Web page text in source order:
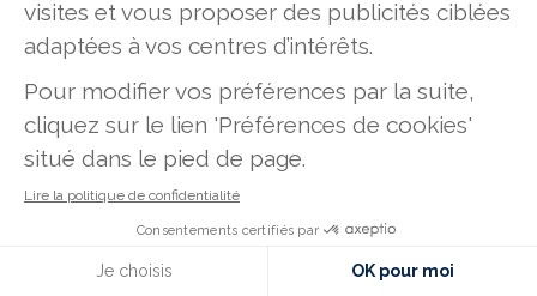
Durée: 2 heures de formation en ligne
: 90 € net de taxe